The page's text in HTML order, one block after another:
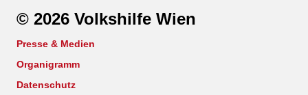
© 2026 Volkshilfe Wien
Presse & Medien
Organigramm
Datenschutz